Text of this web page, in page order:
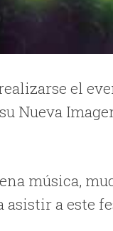
el
Nueva
música,
asistir a este